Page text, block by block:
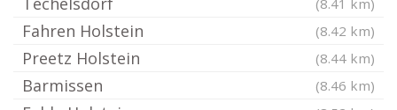
(8.41 km)
Fahren Holstein (8.42 km)
Preetz Holstein (8.44 km)
Barmissen (8.46 km)